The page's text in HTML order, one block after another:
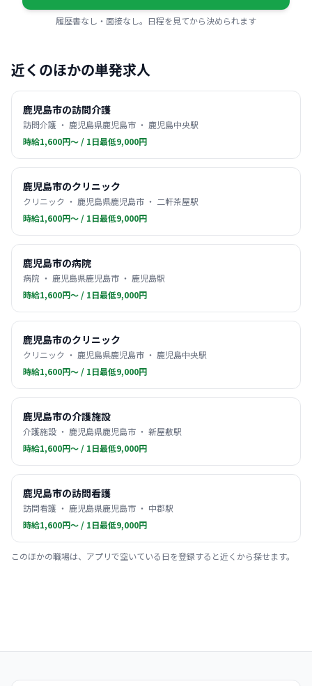
履歴書なし・面接なし。日程を見てから決められます
近くのほかの単発求人
鹿児島市の訪問介護
訪問介護 ・ 鹿児島県鹿児島市 ・ 鹿児島中央駅
時給1,600円〜 / 1日最低9,000円
鹿児島市のクリニック
クリニック ・ 鹿児島県鹿児島市 ・ 二軒茶屋駅
時給1,600円〜 / 1日最低9,000円
鹿児島市の病院
病院 ・ 鹿児島県鹿児島市 ・ 鹿児島駅
時給1,600円〜 / 1日最低9,000円
鹿児島市のクリニック
クリニック ・ 鹿児島県鹿児島市 ・ 鹿児島中央駅
時給1,600円〜 / 1日最低9,000円
鹿児島市の介護施設
介護施設 ・ 鹿児島県鹿児島市 ・ 新屋敷駅
時給1,600円〜 / 1日最低9,000円
鹿児島市の訪問看護
訪問看護 ・ 鹿児島県鹿児島市 ・ 中郡駅
時給1,600円〜 / 1日最低9,000円
このほかの職場は、アプリで空いている日を登録すると近くから探せます。